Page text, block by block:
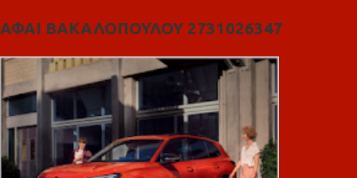
ΑΦΑΙ ΒΑΚΑΛΟΠΟΥΛΟΥ 2731026347